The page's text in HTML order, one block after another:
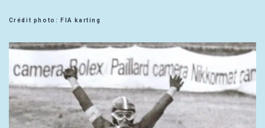
Crédit photo: FIA karting